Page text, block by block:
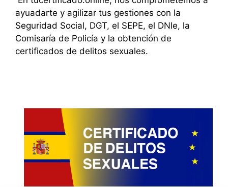
ayuadarte y agilizar tus gestiones con la
Seguridad Social, DGT, el SEPE, el DNIe, la
Comisaría de Policía y la obtención de
certificados de delitos sexuales.